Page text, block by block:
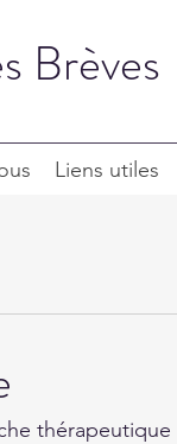
Brèves
Liens utiles